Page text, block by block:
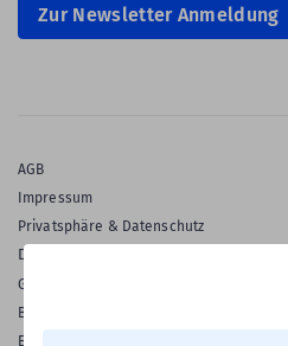
Zur Newsletter Anmeldung
AGB
Impressum
Privatsphäre & Datenschutz
Datenschutz-Einstellungen
Gewährleistung
Barrierefreiheitserklärung
English Language